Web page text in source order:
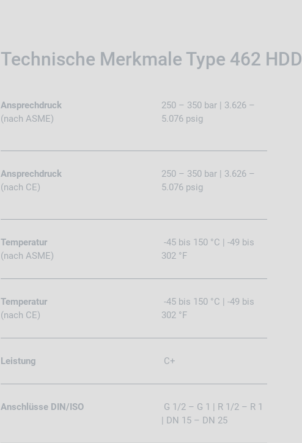
Technische Merkmale Type 462 HDD
Ansprechdruck
(nach ASME)
250 – 350 bar | 3.626 –
5.076 psig
Ansprechdruck
(nach CE)
250 – 350 bar | 3.626 –
5.076 psig
Temperatur
(nach ASME)
-45 bis 150 °C | -49 bis
302 °F
Temperatur
(nach CE)
-45 bis 150 °C | -49 bis
302 °F
Leistung C+
Anschlüsse DIN/ISO
G 1/2 – G 1 | R 1/2 – R 1
| DN 15 – DN 25